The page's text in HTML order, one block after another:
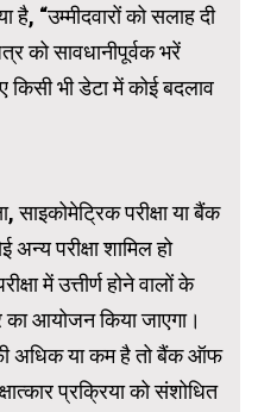
“उम्मीदवारों को सलाह दी
को सावधानीपूर्वक भरें
भी डेटा में कोई बदलाव
साइकोमेट्रिक परीक्षा या बैंक
अन्य परीक्षा शामिल हो
में उत्तीर्ण होने वालों के
का आयोजन किया जाएगा।
अधिक या कम है तो बैंक ऑफ
प्रक्रिया को संशोधित